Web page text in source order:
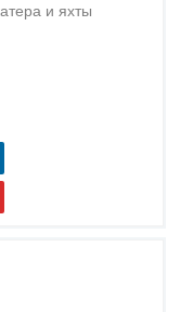
и яхты